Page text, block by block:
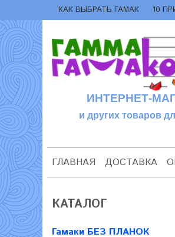
КАК ВЫБРАТЬ ГАМАК 10
ИНТЕРНЕТ-
и других товаров
ГЛАВНАЯ ДОСТАВКА
КАТАЛОГ
Гамаки БЕЗ ПЛАНОК